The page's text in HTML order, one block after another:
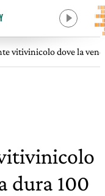
vitivinicolo dove la
dura 100